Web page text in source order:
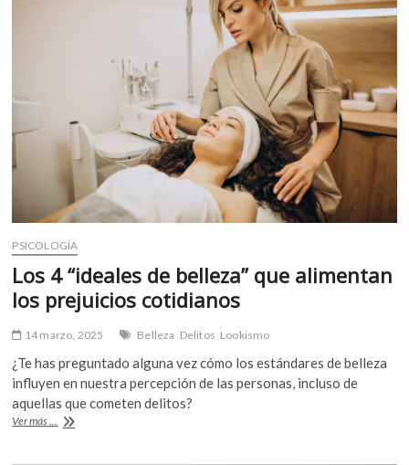
PSICOLOGÍA
Los 4 “ideales de belleza” que alimentan
los prejuicios cotidianos
14 marzo, 2025 Belleza Delitos Lookismo
¿Te has preguntado alguna vez cómo los estándares de belleza
influyen en nuestra percepción de las personas, incluso de
aquellas que cometen delitos?
Ver más ... Los